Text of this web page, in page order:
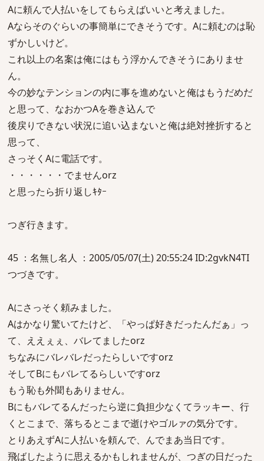
Aに頼んで人払いをしてもらえばいいと考えました。
Aならそのぐらいの事簡単にできそうです。Aに頼むのは恥
ずかしいけど。
これ以上の名案は俺にはもう浮かんできそうにありませ
ん。
今の妙なテンションの内に事を進めないと俺はもうだめだ
と思って、なおかつAを巻き込んで
後戻りできない状況に追い込まないと俺は絶対挫折すると
思って、
さっそくAに電話です。
・・・・・・でませんorz
と思ったら折り返しｷﾀｰ
つぎ行きます。
45 ：名無し名人 ：2005/05/07(土) 20:55:24 ID:2gvkN4TI
つづきです。
Aにさっそく頼みました。
Aはかなり驚いてたけど、「やっぱ好きだったんだぁ」っ
て、ええぇぇ、バレてましたorz
ちなみにバレバレだったらしいですorz
そしてBにもバレてるらしいですorz
もう恥も外聞もありません。
Bにもバレてるんだったら逆に負担少なくてラッキー、行
くとこまで、落ちるとこまで逝けやゴルァの気分です。
とりあえずAに人払いを頼んで、んでまあ当日です。
飛ばしたように思えるかもしれませんが、つぎの日だった